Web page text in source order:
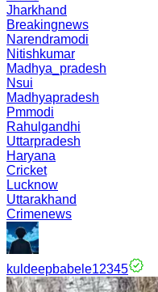
Jharkhand
Breakingnews
Narendramodi
Nitishkumar
Madhya_pradesh
Nsui
Madhyapradesh
Pmmodi
Rahulgandhi
Uttarpradesh
Haryana
Cricket
Lucknow
Uttarakhand
Crimenews
kuldeepbabele12345